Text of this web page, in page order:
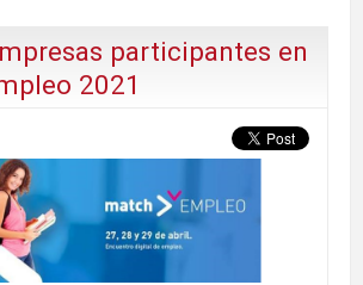
participantes en
2021